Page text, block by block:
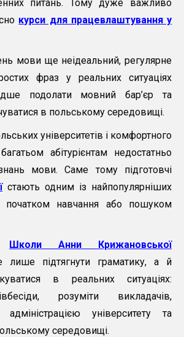
питань. Тому дуже важливо
курси для працевлаштування у
мови ще неідеальний, регулярне
фраз у реальних ситуаціях
подолати мовний бар’єр та
в польському середовищі.
університетів і комфортного
абітурієнтам недостатньо
мови. Саме тому підготовчі
стають одним із найпопулярніших
початком навчання або пошуком
Школи Анни Крижановської
лише підтягнути граматику, а й
в реальних ситуаціях:
розуміти викладачів,
університету та
середовищі.